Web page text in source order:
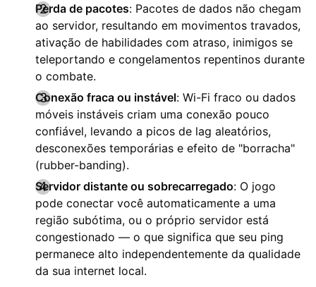
Perda de pacotes: Pacotes de dados não chegam
ao servidor, resultando em movimentos travados,
ativação de habilidades com atraso, inimigos se
teleportando e congelamentos repentinos durante
o combate.
Conexão fraca ou instável: Wi-Fi fraco ou dados
móveis instáveis criam uma conexão pouco
confiável, levando a picos de lag aleatórios,
desconexões temporárias e efeito de "borracha"
(rubber-banding).
Servidor distante ou sobrecarregado: O jogo
pode conectar você automaticamente a uma
região subótima, ou o próprio servidor está
congestionado — o que significa que seu ping
permanece alto independentemente da qualidade
da sua internet local.